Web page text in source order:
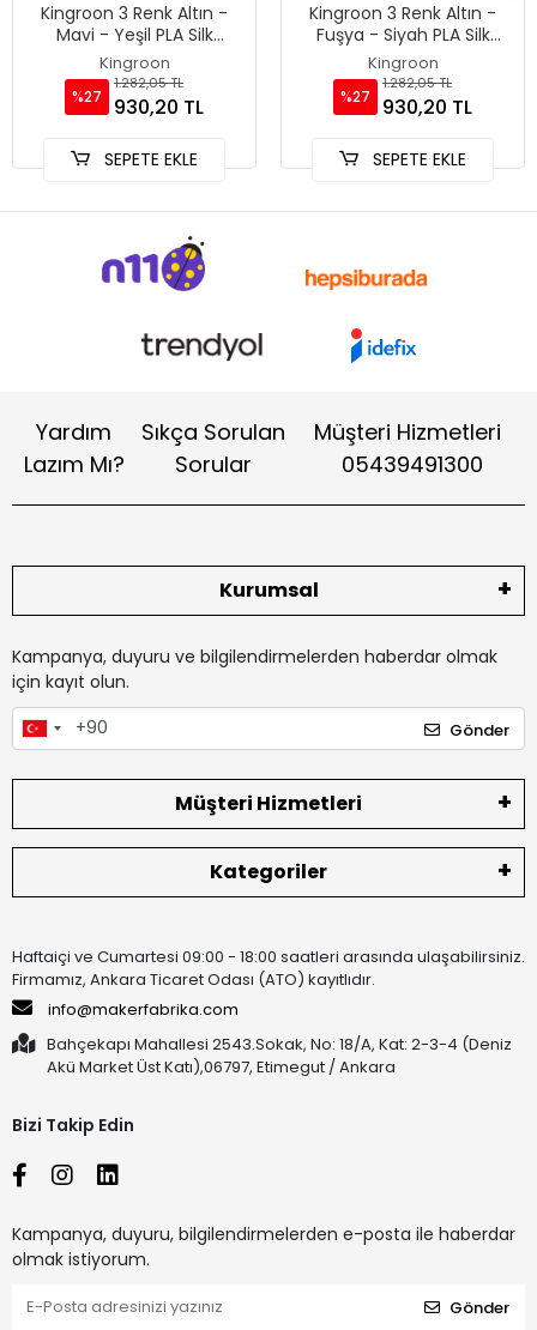
Kingroon 3 Renk Altın -
Mavi - Yeşil PLA Silk
Filament 1.75 mm 1000gr
Kingroon
%27
1.282,05 TL
930,20 TL
SEPETE EKLE
Kingroon 3 Renk Altın -
Fuşya - Siyah PLA Silk
Filament 1.75 mm 1000gr
Kingroon
%27
1.282,05 TL
930,20 TL
SEPETE EKLE
Yardım
Lazım Mı?
Sıkça Sorulan
Sorular
Müşteri Hizmetleri
05439491300
Kurumsal
Kampanya, duyuru ve bilgilendirmelerden haberdar olmak
için kayıt olun.
Gönder
Müşteri Hizmetleri
Kategoriler
Haftaiçi ve Cumartesi 09:00 - 18:00 saatleri arasında ulaşabilirsiniz.
Firmamız, Ankara Ticaret Odası (ATO) kayıtlıdır.
info@makerfabrika.com
Bahçekapı Mahallesi 2543.Sokak, No: 18/A, Kat: 2-3-4 (Deniz
Akü Market Üst Katı),06797, Etimegut / Ankara
Bizi Takip Edin
Kampanya, duyuru, bilgilendirmelerden e-posta ile haberdar
olmak istiyorum.
Gönder